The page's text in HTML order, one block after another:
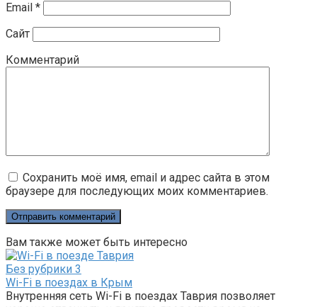
Email *
Сайт
Комментарий
Сохранить моё имя, email и адрес сайта в этом
браузере для последующих моих комментариев.
Вам также может быть интересно
Без рубрики 3
Wi-Fi в поездах в Крым
Внутренняя сеть Wi-Fi в поездах Таврия позволяет